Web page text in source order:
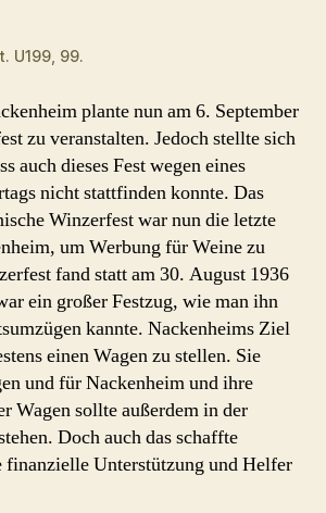
U199, 99.
plante nun am 6. September
zu veranstalten. Jedoch stellte sich
auch dieses Fest wegen eines
nicht stattfinden konnte. Das
Winzerfest war nun die letzte
um Werbung für Weine zu
fand statt am 30. August 1936
ein großer Festzug, wie man ihn
kannte. Nackenheims Ziel
einen Wagen zu stellen. Sie
und für Nackenheim und ihre
Wagen sollte außerdem in der
Doch auch das schaffte
finanzielle Unterstützung und Helfer